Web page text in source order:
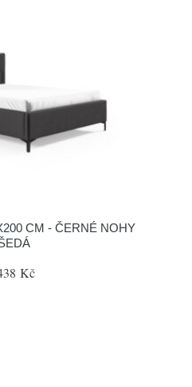
CM - ČERNÉ NOHY
Kč